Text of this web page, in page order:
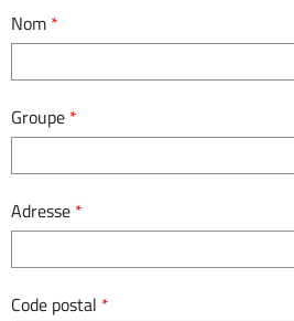
Nom *
Groupe *
Adresse *
Code postal *